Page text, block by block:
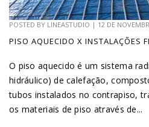
POSTED BY LINEASTUDIO | 12 DE
PISO AQUECIDO X INSTALAÇÕES
O piso aquecido é um sistema
hidráulico) de calefação,
tubos instalados no contrapiso,
os materiais de piso através de...